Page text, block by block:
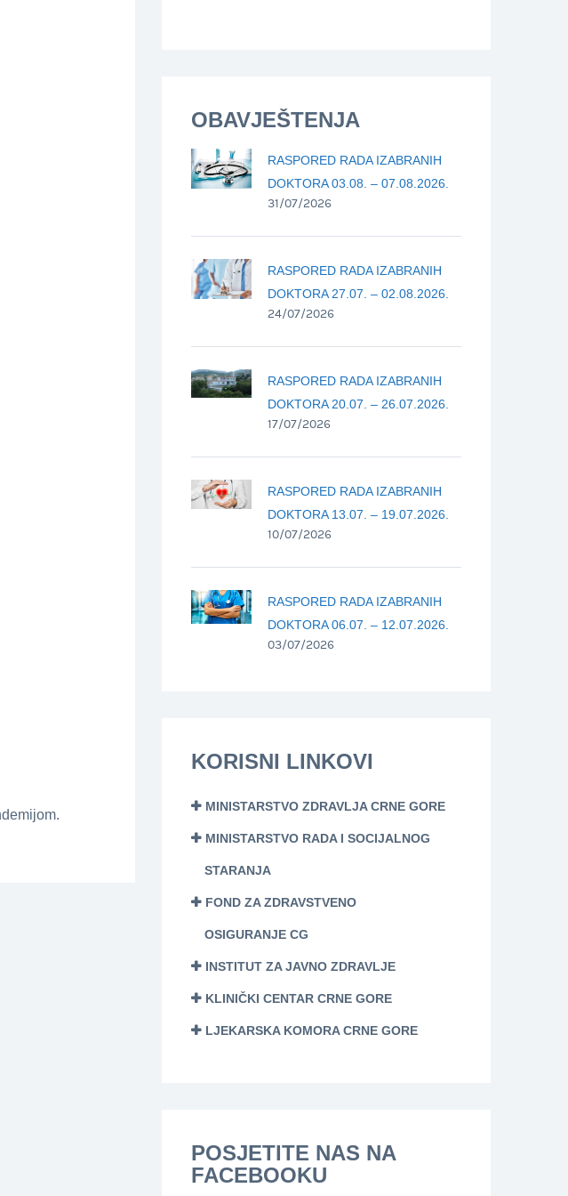
OBAVJEŠTENJA
RASPORED RADA IZABRANIH
DOKTORA 03.08. – 07.08.2026.
31/07/2026
RASPORED RADA IZABRANIH
DOKTORA 27.07. – 02.08.2026.
24/07/2026
RASPORED RADA IZABRANIH
DOKTORA 20.07. – 26.07.2026.
17/07/2026
RASPORED RADA IZABRANIH
DOKTORA 13.07. – 19.07.2026.
10/07/2026
RASPORED RADA IZABRANIH
DOKTORA 06.07. – 12.07.2026.
03/07/2026
KORISNI LINKOVI
MINISTARSTVO ZDRAVLJA CRNE GORE
MINISTARSTVO RADA I SOCIJALNOG
STARANJA
FOND ZA ZDRAVSTVENO
OSIGURANJE CG
INSTITUT ZA JAVNO ZDRAVLJE
KLINIČKI CENTAR CRNE GORE
LJEKARSKA KOMORA CRNE GORE
POSJETITE NAS NA
FACEBOOKU